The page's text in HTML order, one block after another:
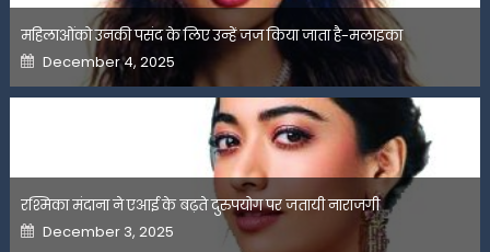
महिलाओंको उनकी पसंद के लिए उन्हें जज किया जाता है-मलाइका
Posted
on
December 4, 2025
रश्मिका मंदाना ने एआई के बढ़ते दुरुपयोग पर जतायी नाराजगी
Posted
on
December 3, 2025